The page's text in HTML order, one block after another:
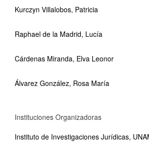
Kurczyn Villalobos, Patricia
Raphael de la Madrid, Lucía
Cárdenas Miranda, Elva Leonor
Álvarez González, Rosa María
Instituciones Organizadoras
Instituto de Investigaciones Jurídicas,